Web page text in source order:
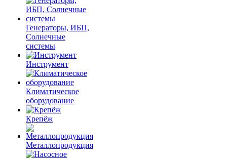
Генераторы, ИБП,
Солнечные
системы
Инструмент
Климатическое
оборудование
Крепёж
Металлопродукция